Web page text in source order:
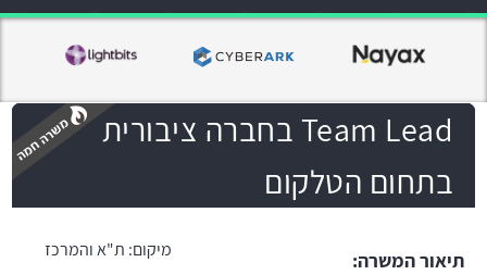
Team Lead בחברה ציבורית
בתחום הטלקום
מיקום: ת"א והמרכז
תיאור המשרה: